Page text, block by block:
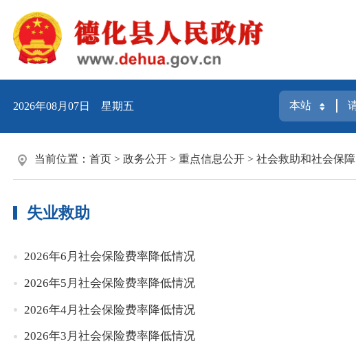
2026年08月07日 星期五
当前位置： 首页 > 政务公开 > 重点信息公开 > 社会救助和社会保障
失业救助
2026年6月社会保险费率降低情况
2026年5月社会保险费率降低情况
2026年4月社会保险费率降低情况
2026年3月社会保险费率降低情况